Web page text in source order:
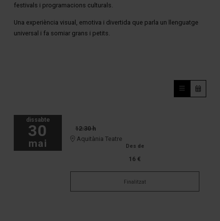
festivals i programacions culturals.
Una experiència visual, emotiva i divertida que parla un llenguatge
universal i fa somiar grans i petits.
dissabte
30
mai
12:30 h
Aquitània Teatre
Des de
16 €
Finalitzat